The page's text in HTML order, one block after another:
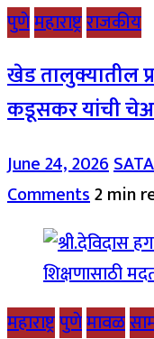
पुणेमहाराष्ट्रराजकीय
खेड तालुक्यातील
कडूसकर यांची
June 24, 2026
Comments2 min
महाराष्ट्रपुणेमावळ